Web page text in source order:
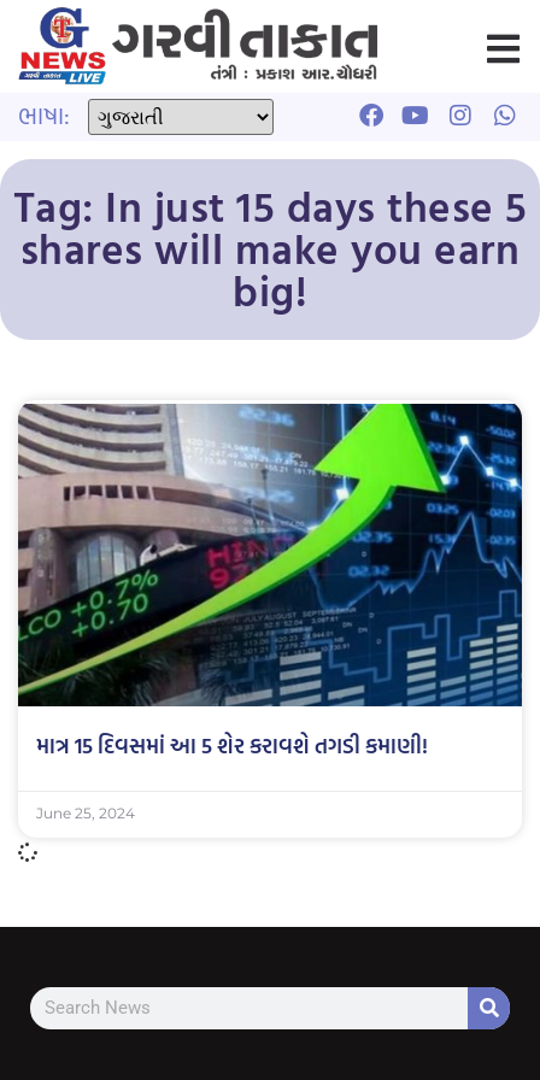
ભાષા:
Tag: In just 15 days these 5
shares will make you earn
big!
માત્ર 15 દિવસમાં આ 5 શેર કરાવશે તગડી કમાણી!
June 25, 2024